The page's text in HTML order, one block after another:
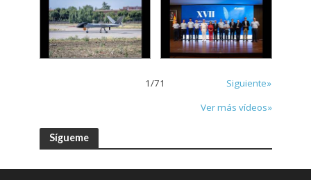
1/71
Siguiente»
Ver más vídeos»
Sígueme